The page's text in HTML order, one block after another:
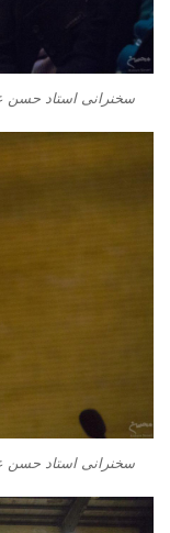
سخنرانی استاد حسن
سخنرانی استاد حسن